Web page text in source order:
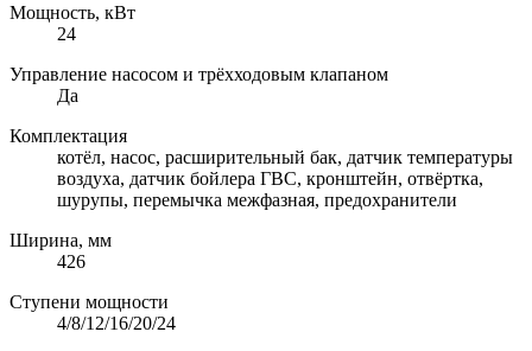
Мощность, кВт
24
Управление насосом и трёхходовым клапаном
Да
Комплектация
котёл, насос, расширительный бак, датчик температуры
воздуха, датчик бойлера ГВС, кронштейн, отвёртка,
шурупы, перемычка межфазная, предохранители
Ширина, мм
426
Ступени мощности
4/8/12/16/20/24